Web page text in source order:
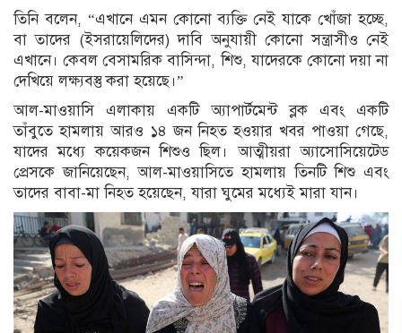
তিনি বলেন, “এখানে এমন কোনো ব্যক্তি নেই যাকে খোঁজা হচ্ছে,
বা তাদের (ইসরায়েলিদের) দাবি অনুযায়ী কোনো সন্ত্রাসীও নেই
এখানে। কেবল বেসামরিক বাসিন্দা, শিশু, যাদেরকে কোনো দয়া না
দেখিয়ে লক্ষ্যবস্তু করা হয়েছে।”
আল-মাওয়াসি এলাকায় একটি অ্যাপার্টমেন্ট ব্লক এবং একটি
তাঁবুতে হামলায় আরও ১৪ জন নিহত হওয়ার খবর পাওয়া গেছে,
যাদের মধ্যে কয়েকজন শিশুও ছিল। আত্মীয়রা অ্যাসোসিয়েটেড
প্রেসকে জানিয়েছেন, আল-মাওয়াসিতে হামলায় তিনটি শিশু এবং
তাদের বাবা-মা নিহত হয়েছেন, যারা ঘুমের মধ্যেই মারা যান।